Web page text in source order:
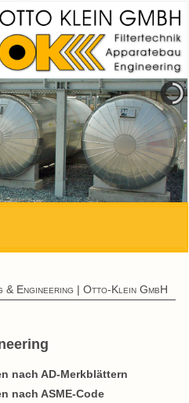
& Engineering | Otto-Klein GmbH
nach AD-Merkblättern
nach ASME-Code